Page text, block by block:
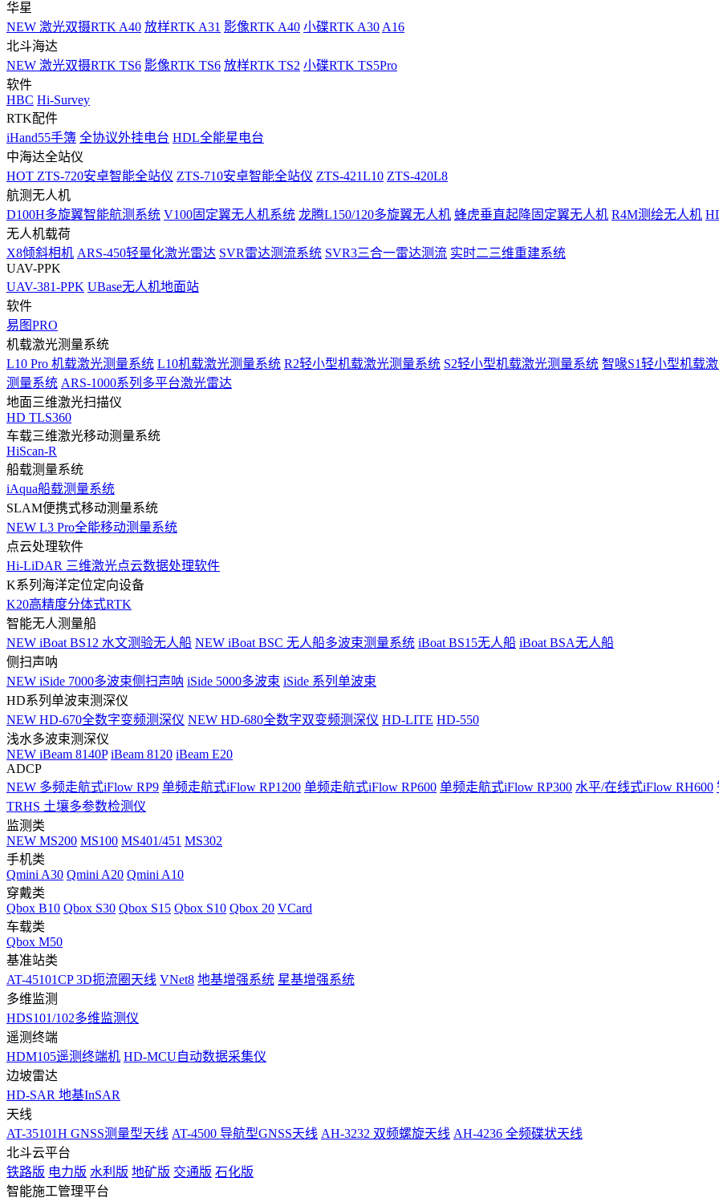
华星
NEW 激光双摄RTK A40 放样RTK A31 影像RTK A40 小碟RTK A30 A16
北斗海达
NEW 激光双摄RTK TS6 影像RTK TS6 放样RTK TS2 小碟RTK TS5Pro
软件
HBC Hi-Survey
RTK配件
iHand55手簿 全协议外挂电台 HDL全能星电台
中海达全站仪
HOT ZTS-720安卓智能全站仪 ZTS-710安卓智能全站仪 ZTS-421L10 ZTS-420L8
航测无人机
D100H多旋翼智能航测系统 V100固定翼无人机系统 龙腾L150/120多旋翼无人机 蜂虎垂直起降固定翼无人机 R4M测绘无人机
无人机载荷
X8倾斜相机 ARS-450轻量化激光雷达 SVR雷达测流系统 SVR3三合一雷达测流 实时二三维重建系统
UAV-PPK
UAV-381-PPK UBase无人机地面站
软件
易图PRO
机载激光测量系统
L10 Pro 机载激光测量系统 L10机载激光测量系统 R2轻小型机载激光测量系统 S2轻小型机载激光测量系统 智喙S1轻小型机载
测量系统 ARS-1000系列多平台激光雷达
地面三维激光扫描仪
HD TLS360
车载三维激光移动测量系统
HiScan-R
船载测量系统
iAqua船载测量系统
SLAM便携式移动测量系统
NEW L3 Pro全能移动测量系统
点云处理软件
Hi-LiDAR 三维激光点云数据处理软件
K系列海洋定位定向设备
K20高精度分体式RTK
智能无人测量船
NEW iBoat BS12 水文测验无人船 NEW iBoat BSC 无人船多波束测量系统 iBoat BS15无人船 iBoat BSA无人船
侧扫声呐
NEW iSide 7000多波束侧扫声呐 iSide 5000多波束 iSide 系列单波束
HD系列单波束测深仪
NEW HD-670全数字变频测深仪 NEW HD-680全数字双变频测深仪 HD-LITE HD-550
浅水多波束测深仪
NEW iBeam 8140P iBeam 8120 iBeam E20
ADCP
NEW 多频走航式iFlow RP9 单频走航式iFlow RP1200 单频走航式iFlow RP600 单频走航式iFlow RP300 水平/在线式iFlow RH600
TRHS 土壤多参数检测仪
监测类
NEW MS200 MS100 MS401/451 MS302
手机类
Qmini A30 Qmini A20 Qmini A10
穿戴类
Qbox B10 Qbox S30 Qbox S15 Qbox S10 Qbox 20 VCard
车载类
Qbox M50
基准站类
AT-45101CP 3D扼流圈天线 VNet8 地基增强系统 星基增强系统
多维监测
HDS101/102多维监测仪
遥测终端
HDM105遥测终端机 HD-MCU自动数据采集仪
边坡雷达
HD-SAR 地基InSAR
天线
AT-35101H GNSS测量型天线 AT-4500 导航型GNSS天线 AH-3232 双频螺旋天线 AH-4236 全频碟状天线
北斗云平台
铁路版 电力版 水利版 地矿版 交通版 石化版
智能施工管理平台